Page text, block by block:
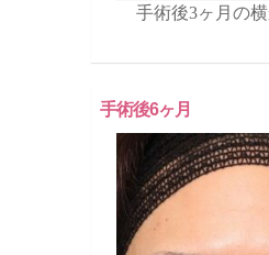
手術後3ヶ月の横
手術後6ヶ月